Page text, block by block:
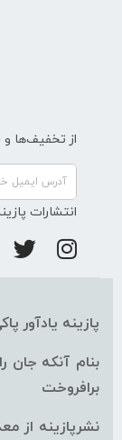
از تخفیف‌ها و
انتشارات
پازینه یادآور
بنام آنکه
برافروخت
نشرپازینه